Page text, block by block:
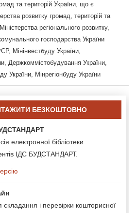
та територій України, що є
розвитку громад, територій та
регіонального розвитку,
господарства України
Мінінвестбуду України,
Держкоммістобудування України,
України, Мінрегіонбуду України
БЕЗКОШТОВНО
електронної бібліотеки
ІДС БУДСТАНДАРТ.
і перевірки кошторисної